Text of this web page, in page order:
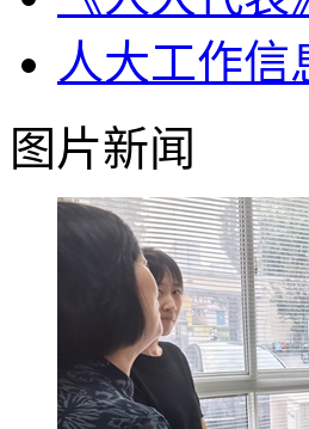
人大工作信
图片新闻